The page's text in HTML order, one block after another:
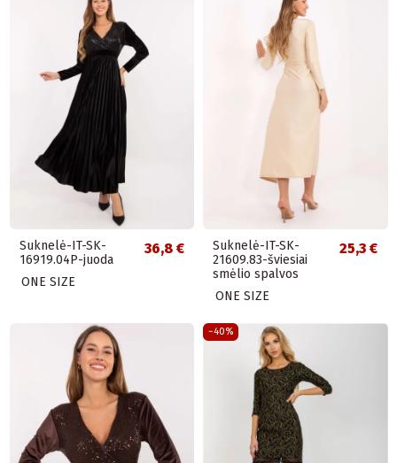
Suknelė-IT-SK-
16919.04P-juoda
36,8 €
ONE SIZE
Suknelė-IT-SK-
21609.83-šviesiai
smėlio spalvos
25,3 €
ONE SIZE
−40%